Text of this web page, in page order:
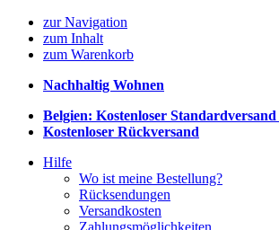
zur Navigation
zum Inhalt
zum Warenkorb
Nachhaltig Wohnen
Belgien: Kostenloser Standardversand
Kostenloser Rückversand
Hilfe
Wo ist meine Bestellung?
Rücksendungen
Versandkosten
Zahlungsmöglichkeiten